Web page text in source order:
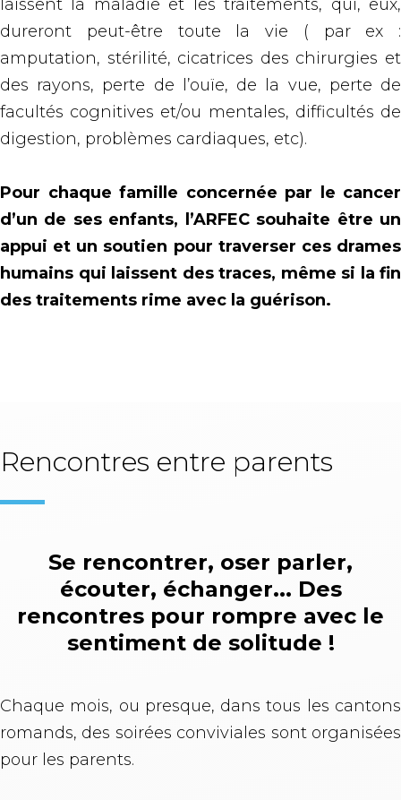
laissent la maladie et les traitements, qui, eux,
dureront peut-être toute la vie ( par ex :
amputation, stérilité, cicatrices des chirurgies et
des rayons, perte de l’ouïe, de la vue, perte de
facultés cognitives et/ou mentales, difficultés de
digestion, problèmes cardiaques, etc).
Pour chaque famille concernée par le cancer
d’un de ses enfants, l’ARFEC souhaite être un
appui et un soutien pour traverser ces drames
humains qui laissent des traces, même si la fin
des traitements rime avec la guérison.
Rencontres entre parents
Se rencontrer, oser parler,
écouter, échanger... Des
rencontres pour rompre avec le
sentiment de solitude !
Chaque mois, ou presque, dans tous les cantons
romands, des soirées conviviales sont organisées
pour les parents.